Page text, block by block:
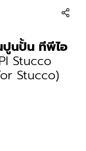
ปูนปั้น ทีพีไอ
Stucco
Stucco)